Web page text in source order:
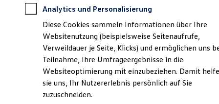
Kfz-Versicherung
Restschuldversicherungen
Garantien
Wartungsverträge
Geschäftskunden
Professional Class bei Volkswagen
Großkunden
Behörden
Direktkunden
Sonderfahrzeuge
Anpfiff zum Gewinn
Verantwortlich für die Inhalte auf dieser Seite ist die Autohaus Heil
GmbH & Co. KG Impressum & Rechtliches)
Pfarrer-Vogler-Straße 2, 97514 Oberaurach
Analytics und Personalisierung
Diese Cookies sammeln Informationen über Ihre
Websitenutzung (beispielsweise Seitenaufrufe,
Verweildauer je Seite, Klicks) und ermöglichen uns
Teilnahme, Ihre Umfrageergebnisse in die
Websiteoptimierung mit einzubeziehen. Damit
sie uns, Ihr Nutzererlebnis persönlich auf Sie
zuzuschneiden.